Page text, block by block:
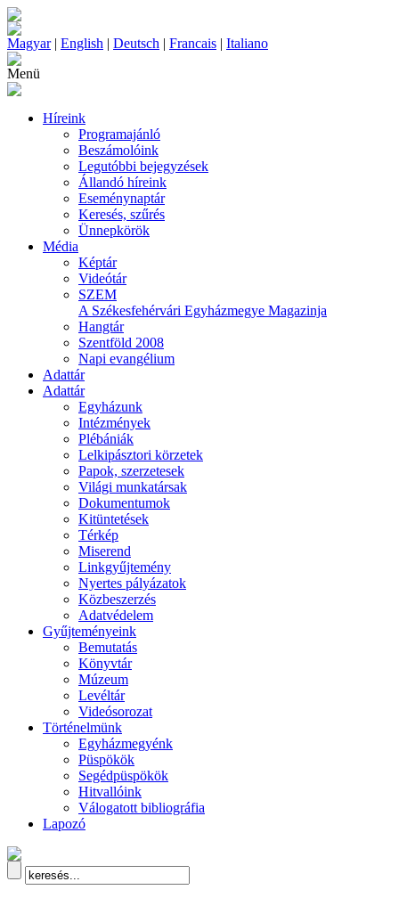
Magyar| English | Deutsch | Francais | Italiano
Menü
Híreink
Programajánló
Beszámolóink
Legutóbbi bejegyzések
Állandó híreink
Eseménynaptár
Keresés, szűrés
Ünnepkörök
Média
Képtár
Videótár
SZEM
A Székesfehérvári Egyházmegye Magazinja
Hangtár
Szentföld 2008
Napi evangélium
Adattár
Adattár
Egyházunk
Intézmények
Plébániák
Lelkipásztori körzetek
Papok, szerzetesek
Világi munkatársak
Dokumentumok
Kitüntetések
Térkép
Miserend
Linkgyűjtemény
Nyertes pályázatok
Közbeszerzés
Adatvédelem
Gyűjteményeink
Bemutatás
Könyvtár
Múzeum
Levéltár
Videósorozat
Történelmünk
Egyházmegyénk
Püspökök
Segédpüspökök
Hitvallóink
Válogatott bibliográfia
Lapozó